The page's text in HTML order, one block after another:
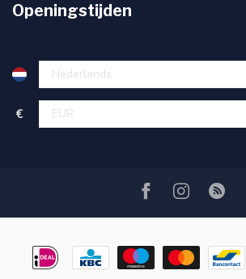
Openingstijden
€